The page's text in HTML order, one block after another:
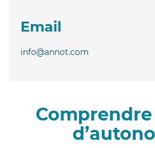
Email
info@annot.com